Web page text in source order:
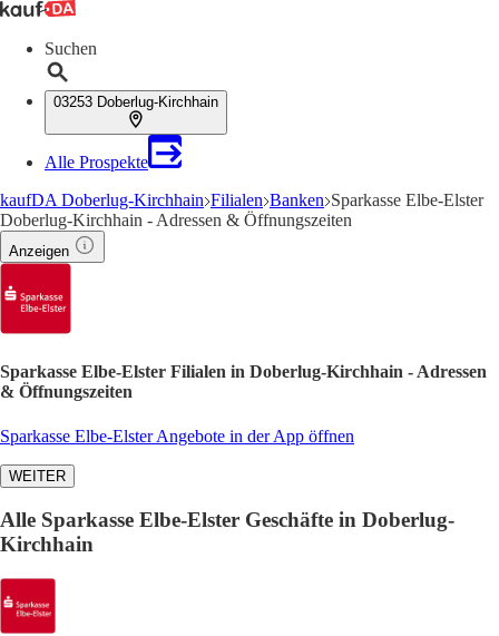
Suchen
03253 Doberlug-Kirchhain
Alle Prospekte
kaufDA Doberlug-Kirchhain Filialen Banken Sparkasse Elbe-Elster
Doberlug-Kirchhain - Adressen & Öffnungszeiten
Anzeigen
Sparkasse Elbe-Elster Filialen in Doberlug-Kirchhain - Adressen
& Öffnungszeiten
Sparkasse Elbe-Elster Angebote in der App öffnen
WEITER
Alle Sparkasse Elbe-Elster Geschäfte in Doberlug-
Kirchhain